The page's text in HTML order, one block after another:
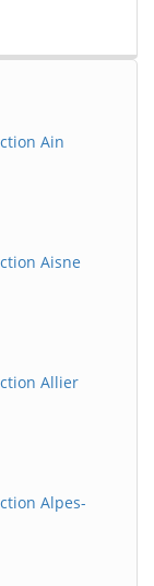
Ain
Aisne
Allier
Alpes-